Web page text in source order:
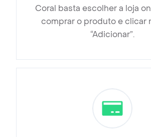
Coral basta escolher a loja
comprar o produto e clicar
“Adicionar”.